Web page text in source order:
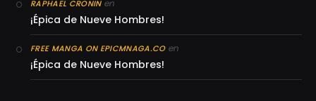
RAPHAEL CRONINen
¡Épica de Nueve Hombres!
FREE MANGA ON EPICMNAGA.COen
¡Épica de Nueve Hombres!